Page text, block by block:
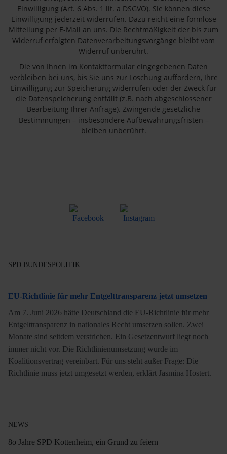
Einwilligung (Art. 6 Abs. 1 lit. a DSGVO). Sie können diese
Einwilligung jederzeit widerrufen. Dazu reicht eine formlose
Mitteilung per E-Mail an uns. Die Rechtmäßigkeit der bis zum
Widerruf erfolgten Datenverarbeitungsvorgänge bleibt vom
Widerruf unberührt.
Die von Ihnen im Kontaktformular eingegebenen Daten
verbleiben bei uns, bis Sie uns zur Löschung auffordern, Ihre
Einwilligung zur Speicherung widerrufen oder der Zweck für
die Datenspeicherung entfällt (z.B. nach abgeschlossener
Bearbeitung Ihrer Anfrage). Zwingende gesetzliche
Bestimmungen – insbesondere Aufbewahrungsfristen –
bleiben unberührt.
SPD BUNDESPOLITIK
EU-Richtlinie für mehr Entgelttransparenz jetzt umsetzen
Am 7. Juni 2026 hätte Deutschland die EU-Richtlinie für mehr
Entgelttransparenz in nationales Recht umsetzen sollen. Zwei
Monate sind seitdem verstrichen. Ein Gesetzentwurf liegt noch
immer nicht vor. Die Richtlinienumsetzung wurde im
Koalitionsvertrag vereinbart. Für uns steht außer Frage: Die
Richtlinie muss jetzt umgesetzt werden, erklärt Jasmina Hostert.
NEWS
8o Jahre SPD Kottenheim, ein Grund zu feiern